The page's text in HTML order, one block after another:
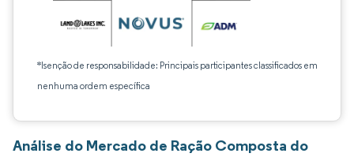
*Isenção de responsabilidade: Principais participantes classificados em
nenhuma ordem específica
Análise do Mercado de Ração Composta do